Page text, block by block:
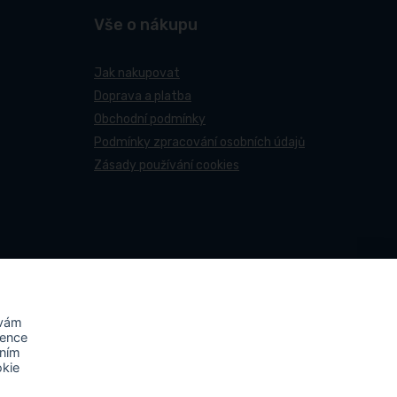
Vše o nákupu
Jak nakupovat
Doprava a platba
Obchodní podmínky
Podmínky zpracování osobních údajů
Zásady používání cookies